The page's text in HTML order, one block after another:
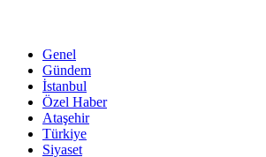
Genel
Gündem
İstanbul
Özel Haber
Ataşehir
Türkiye
Siyaset